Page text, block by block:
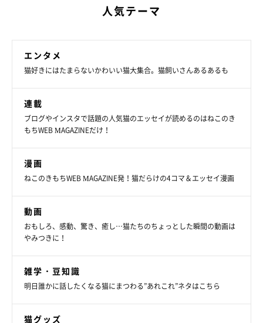
人気テーマ
エンタメ
猫好きにはたまらないかわいい猫大集合。猫飼いさんあるあるも
連載
ブログやインスタで話題の人気猫のエッセイが読めるのはねこのき
もちWEB MAGAZINEだけ！
漫画
ねこのきもちWEB MAGAZINE発！猫だらけの4コマ＆エッセイ漫画
動画
おもしろ、感動、驚き、癒し…猫たちのちょっとした瞬間の動画は
やみつきに！
雑学・豆知識
明日誰かに話したくなる猫にまつわる”あれこれ”ネタはこちら
猫グッズ